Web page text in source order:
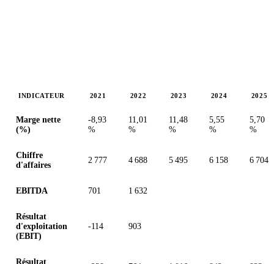
INDICATEUR 2021 2022 2023 2024 2025
Marge nette
(%)
-8,93
%
11,01
%
11,48
%
5,55
%
5,70
%
Chiffre
d'affaires
2 777 4 688 5 495 6 158 6 704
EBITDA 701 1 632
Résultat
d'exploitation
(EBIT)
-114 903
Résultat